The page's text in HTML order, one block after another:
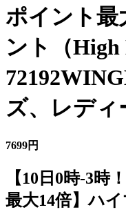
ポイント最
ント（High
ズ、レディ
7699円
【10日0時-3時
最大14倍】ハ